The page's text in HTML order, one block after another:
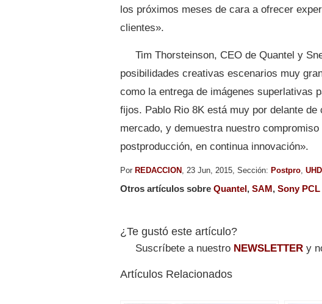
los próximos meses de cara a ofrecer
clientes».
Tim Thorsteinson, CEO de Quantel y
posibilidades creativas escenarios muy
como la entrega de imágenes superlativas
fijos. Pablo Rio 8K está muy por delante
mercado, y demuestra nuestro
postproducción, en continua innovación».
Por REDACCION , 23 Jun, 2015, Sección: Postpro
Otros artículos sobre Quantel, SAM, Sony PCL
¿Te gustó este artículo?
Suscríbete a nuestro NEWSLETTER y
Artículos Relacionados